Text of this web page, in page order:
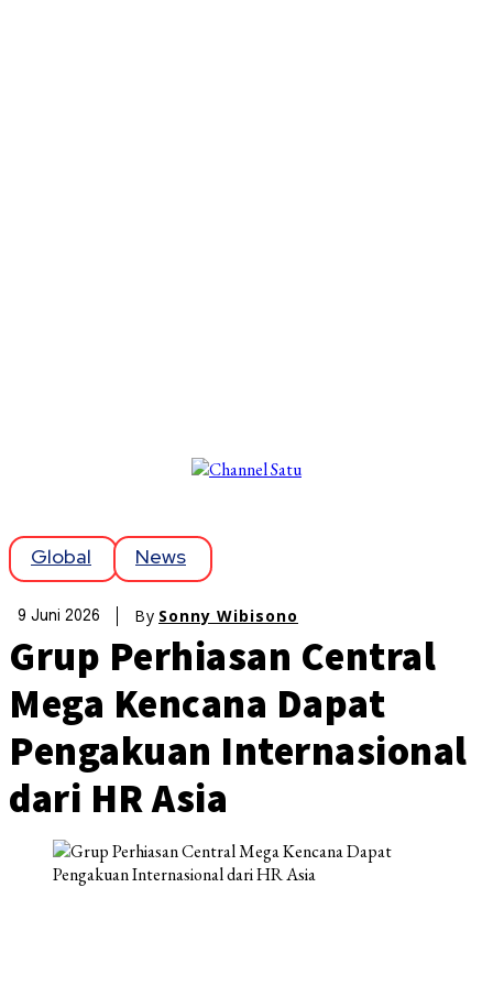
Global News
9 Juni 2026 By Sonny Wibisono
Grup Perhiasan Central
Mega Kencana Dapat
Pengakuan Internasional
dari HR Asia